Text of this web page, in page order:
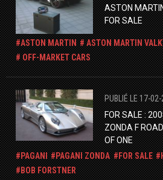
ASTON
FOR SALE
ASTON MARTIN
ASTON MARTIN
OFF-MARKET CARS
PUBLIÉ LE 17-
FOR SALE :
ZONDA F
OF ONE
PAGANI
PAGANI ZONDA FOR SALE
BOB FORSTNER